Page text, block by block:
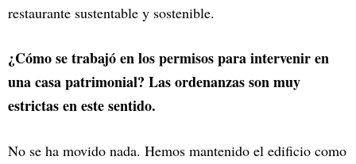
restaurante sustentable y sostenible.
¿Cómo se trabajó en los permisos para intervenir en
una casa patrimonial? Las ordenanzas son muy
estrictas en este sentido.
No se ha movido nada. Hemos mantenido el edificio como